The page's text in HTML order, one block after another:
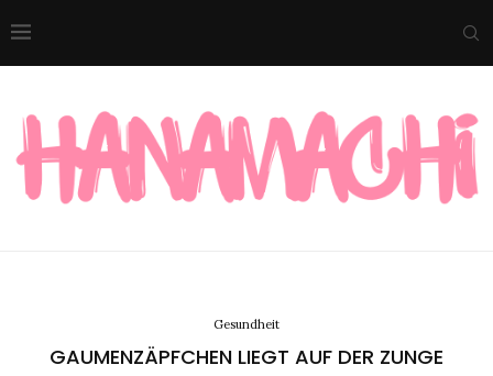
Gesundheit
GAUMENZÄPFCHEN LIEGT AUF DER ZUNGE